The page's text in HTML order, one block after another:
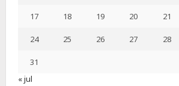
17 18 19 20 21
24 25 26 27 28
31
« jul